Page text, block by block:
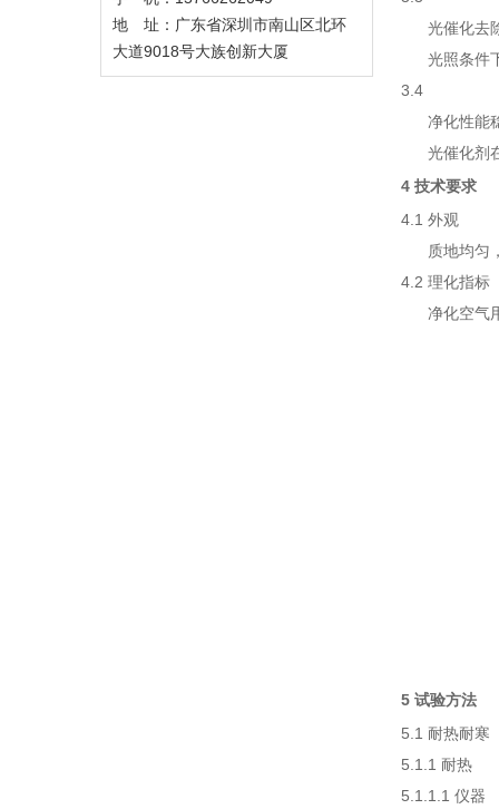
地 址：广东省深圳市南山区北环
大道9018号大族创新大厦
光催化去除
光照条件下
3.4
净化性能稳
光催化剂在
4 技术要求
4.1 外观
质地均匀
4.2 理化指标
净化空气用
5 试验方法
5.1 耐热耐寒
5.1.1 耐热
5.1.1.1 仪器